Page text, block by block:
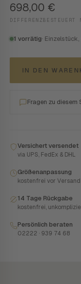
698,00 €
1 vorrätig·
IN DEN
Fragen zu diesem
Versichert versendet
via UPS, FedEx & DHL
Größenanpassung
kostenfrei vor Versand
14 Tage Rückgabe
kostenfrei,
Persönlich beraten
02222 · 939 74 68